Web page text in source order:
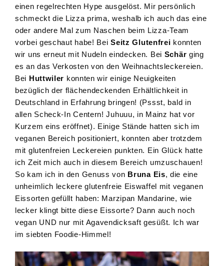
einen regelrechten Hype ausgelöst. Mir persönlich
schmeckt die Lizza prima, weshalb ich auch das eine
oder andere Mal zum Naschen beim Lizza-Team
vorbei geschaut habe! BeiSeitz Glutenfrei konnten
wir uns erneut mit Nudeln eindecken. Bei Schär ging
es an das Verkosten von den Weihnachtsleckereien.
Bei Huttwiler konnten wir einige Neuigkeiten
bezüglich der flächendeckenden Erhältlichkeit in
Deutschland in Erfahrung bringen! (Pssst, bald in
allen Scheck-In Centern! Juhuuu, in Mainz hat vor
Kurzem eins eröffnet). Einige Stände hatten sich im
veganen Bereich positioniert, konnten aber trotzdem
mit glutenfreien Leckereien punkten. Ein Glück hatte
ich Zeit mich auch in diesem Bereich umzuschauen!
So kam ich in den Genuss von Bruna Eis, die eine
unheimlich leckere glutenfreie Eiswaffel mit veganen
Eissorten gefüllt haben: Marzipan Mandarine, wie
lecker klingt bitte diese Eissorte? Dann auch noch
vegan UND nur mit Agavendicksaft gesüßt. Ich war
im siebten Foodie-Himmel!